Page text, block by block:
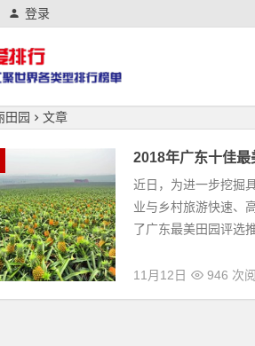
登录
田园 文章
2018年广东十佳最
近日，为进一步挖掘
业与乡村旅游快速、
了广东最美田园评选
11月12日 946 次